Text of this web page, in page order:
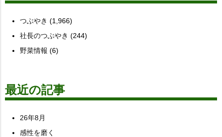
つぶやき (1,966)
社長のつぶやき (244)
野菜情報 (6)
最近の記事
26年8月
感性を磨く